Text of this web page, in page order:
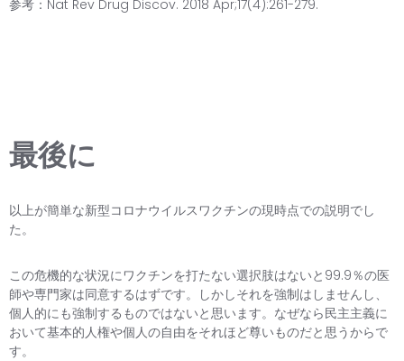
参考：Nat Rev Drug Discov. 2018 Apr;17(4):261-279.
最後に
以上が簡単な新型コロナウイルスワクチンの現時点での説明でし
た。
この危機的な状況にワクチンを打たない選択肢はないと99.9％の医
師や専門家は同意するはずです。しかしそれを強制はしませんし、
個人的にも強制するものではないと思います。なぜなら民主主義に
おいて基本的人権や個人の自由をそれほど尊いものだと思うからで
す。